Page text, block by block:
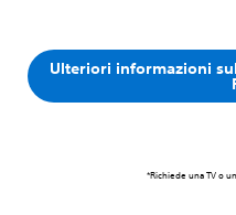
Ulteriori informazioni
*Richiede una TV o